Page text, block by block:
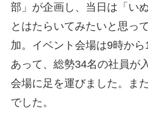
部」が企画し、当日は「い
とはたらいてみたいと思っ
加。イベント会場は9時か
あって、総勢34名の社員が
会場に足を運びました。ま
でした。